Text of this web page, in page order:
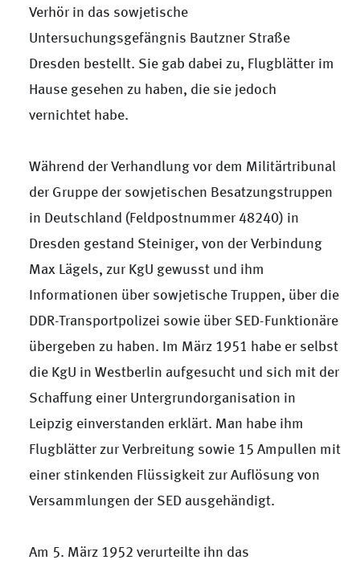
Verhör in das sowjetische
Untersuchungsgefängnis Bautzner Straße
Dresden bestellt. Sie gab dabei zu, Flugblätter im
Hause gesehen zu haben, die sie jedoch
vernichtet habe.
Während der Verhandlung vor dem Militärtribunal
der Gruppe der sowjetischen Besatzungstruppen
in Deutschland (Feldpostnummer 48240) in
Dresden gestand Steiniger, von der Verbindung
Max Lägels, zur KgU gewusst und ihm
Informationen über sowjetische Truppen, über die
DDR-Transportpolizei sowie über SED-Funktionäre
übergeben zu haben. Im März 1951 habe er selbst
die KgU in Westberlin aufgesucht und sich mit der
Schaffung einer Untergrundorganisation in
Leipzig einverstanden erklärt. Man habe ihm
Flugblätter zur Verbreitung sowie 15 Ampullen mit
einer stinkenden Flüssigkeit zur Auflösung von
Versammlungen der SED ausgehändigt.
Am 5. März 1952 verurteilte ihn das